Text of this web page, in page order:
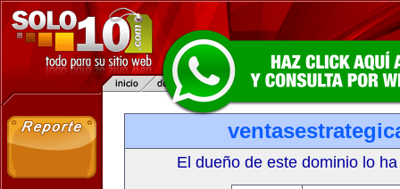
El dueño de este dominio lo